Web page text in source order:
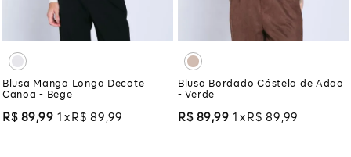
Blusa Manga Longa Decote
Canoa - Bege
R$ 89,99 1 R$ 89 ,99
Blusa Bordado Cóstela de Adao
- Verde
R$ 89,99 1 R$ 89 ,99